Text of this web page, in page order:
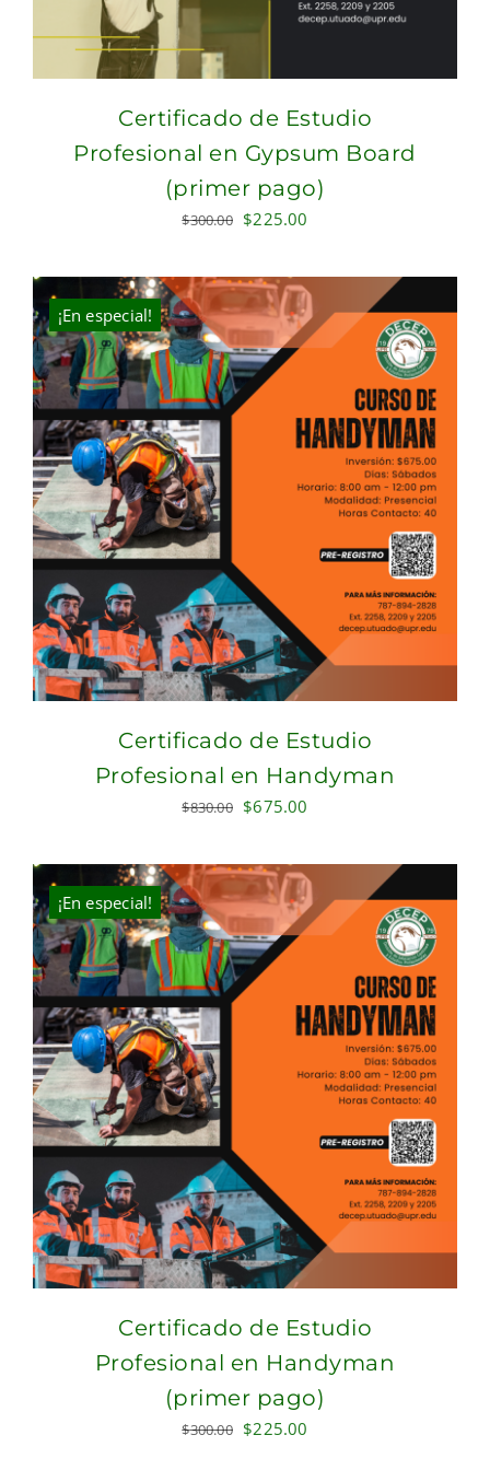
Certificado de Estudio
Profesional en Gypsum Board
(primer pago)
$300.00 Original
was:
$300.00.
$225.00
is:
$225.00.
¡En especial!
Certificado de Estudio
Profesional en Handyman
$830.00 Original
was:
$830.00.
$675.00
is:
$675.00.
¡En especial!
Certificado de Estudio
Profesional en Handyman
(primer pago)
$300.00 Original
$225.00